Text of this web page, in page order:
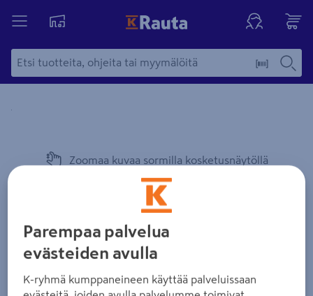
Yksityiskohtainen kuvaus löytyy Tuotteen kuvaus -
Zoomaa kuvaa sormilla kosketusnäytöllä
Parempaa palvelua
evästeiden avulla
K-ryhmä kumppaneineen käyttää palveluissaan